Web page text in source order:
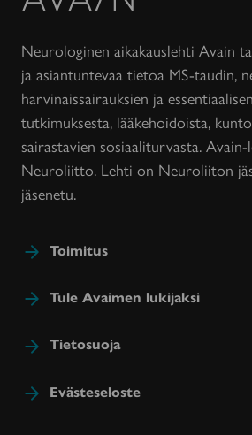
Neurologinen aikakauslehti Avain
ja asiantuntevaa tietoa MS-taudin,
harvinaissairauksien ja
tutkimuksesta, lääkehoidoista,
sairastavien sosiaaliturvasta. Avain-
Neuroliitto. Lehti on Neuroliiton
jäsenetu.
Toimitus
Tule Avaimen lukijaksi
Tietosuoja
Evästeseloste